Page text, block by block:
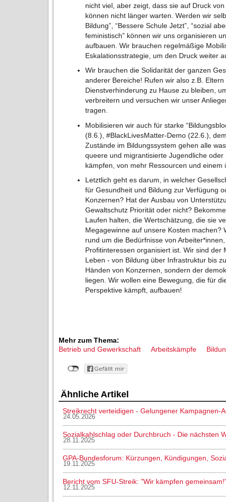
nicht viel, aber zeigt, dass sie auf Druck
können nicht länger warten. Werden wir
Bildung”, “Bessere Schule Jetzt”, “sozial
feministisch” können wir uns organisieren
aufbauen. Wir brauchen regelmäßige
Eskalationsstrategie, um den Druck weiter
Wir brauchen die Solidarität der ganzen
anderer Bereiche! Rufen wir also z.B.
Dienstverhinderung zu Hause zu bleiben,
verbreitern und versuchen wir unser
tragen.
Mobilisieren wir auch für starke
(8.6.), #BlackLivesMatter-Demo (22.6.),
Zustände im Bildungssystem gehen alle
queere und migrantisierte Jugendliche
kämpfen, von mehr Ressourcen und einem
Letztlich geht es darum, in welcher
für Gesundheit und Bildung zur Verfügung
Konzernen? Hat der Ausbau von
Gewaltschutz Priorität oder nicht?
Laufen halten, die Wertschätzung, die sie
Megagewinne auf unsere Kosten machen?
rund um die Bedürfnisse von
Profitinteressen organisiert ist. Wir sind der
Leben - von Bildung über Infrastruktur bis
Händen von Konzernen, sondern der
liegen. Wir wollen eine Bewegung, die für
Perspektive kämpft, aufbauen!
Mehr zum Thema:
Betrieb und Gewerkschaft
Arbeitskämpfe
Ähnliche Artikel
Streikrecht verteidigen - Gelungener Kampagnen-
24.05.2026
Sozialkahlschlag oder Durchbruch - Die nächsten
28.11.2025
GPA-Bundesforum: Kürzungen, Kündigungen,
19.11.2025
Bericht vom SFU-Streik: "Wir kämpfen
12.11.2025